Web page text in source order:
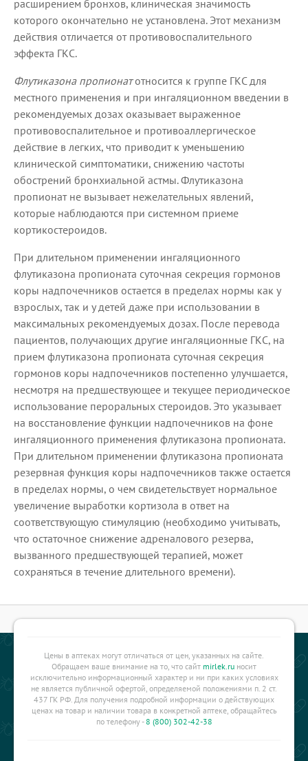
расширением бронхов, клиническая значимость
которого окончательно не установлена. Этот механизм
действия отличается от противовоспалительного
эффекта ГКС.
Флутиказона пропионатотносится к группе ГКС для
местного применения и при ингаляционном введении в
рекомендуемых дозах оказывает выраженное
противовоспалительное и противоаллергическое
действие в легких, что приводит к уменьшению
клинической симптоматики, снижению частоты
обострений бронхиальной астмы. Флутиказона
пропионат не вызывает нежелательных явлений,
которые наблюдаются при системном приеме
кортикостероидов.
При длительном применении ингаляционного
флутиказона пропионата суточная секреция гормонов
коры надпочечников остается в пределах нормы как у
взрослых, так и у детей даже при использовании в
максимальных рекомендуемых дозах. После перевода
пациентов, получающих другие ингаляционные ГКС, на
прием флутиказона пропионата суточная секреция
гормонов коры надпочечников постепенно улучшается,
несмотря на предшествующее и текущее периодическое
использование пероральных стероидов. Это указывает
на восстановление функции надпочечников на фоне
ингаляционного применения флутиказона пропионата.
При длительном применении флутиказона пропионата
резервная функция коры надпочечников также остается
в пределах нормы, о чем свидетельствует нормальное
увеличение выработки кортизола в ответ на
соответствующую стимуляцию (необходимо учитывать,
что остаточное снижение адреналового резерва,
вызванного предшествующей терапией, может
сохраняться в течение длительного времени).
Цены в аптеках могут отличаться от цен, указанных на сайте.
Обращаем ваше внимание на то, что сайт mirlek.ru носит
исключительно информационный характер и ни при каких условиях
не является публичной офертой, определяемой положениями п. 2 ст.
437 ГК РФ. Для получения подробной информации о действующих
ценах на товар и наличии товара в конкретной аптеке, обращайтесь
по телефону -8 (800) 302-42-38